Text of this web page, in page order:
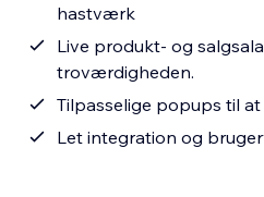
hastværk
Live produkt- og
troværdigheden.
Tilpasselige popups til
Let integration og